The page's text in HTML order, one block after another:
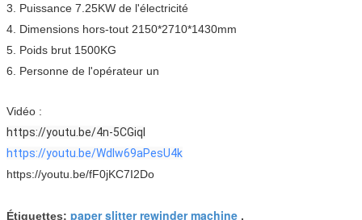
3. Puissance 7.25KW de l'électricité
4. Dimensions hors-tout 2150*2710*1430mm
5. Poids brut 1500KG
6. Personne de l'opérateur un
Vidéo :
https://youtu.be/4n-5CGiqI
https://youtu.be/Wdlw69aPesU4k
https://youtu.be/fF0jKC7I2Do
Étiquettes: paper slitter rewinder machine ,